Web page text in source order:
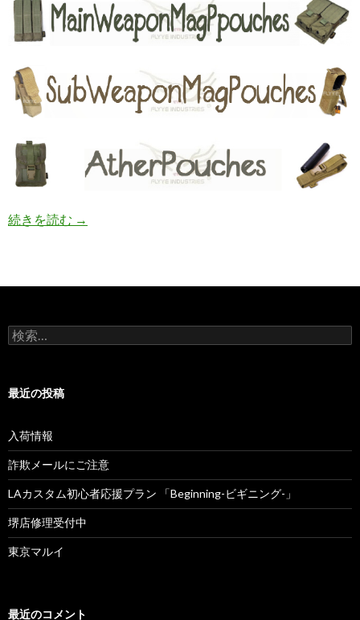
続きを読む FLYYE製品
→
検
索
最近の投稿
入荷情報
詐欺メールにご注意
LAカスタム初心者応援プラン 「Beginning-ビギニング-」
堺店修理受付中
東京マルイ
最近のコメント